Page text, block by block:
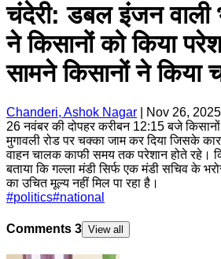
चंदेरी: डबल इंजन वाली
ने किसानों को किया
सामने किसानों ने किया
Chanderi, Ashok Nagar
Nov 26, 2025
26 नवंबर की दोपहर करीबन 12:15 बजे
मुगावली रोड पर चक्का जाम कर दिया जिसके
वाहन चालक काफी समय तक परेशान होते रहे।
बताया कि गल्ला मंडी सिर्फ एक मंडी सचिव के
का उचित मूल्य नहीं मिल पा रहा है।
#politics#national
Comments 3 View all